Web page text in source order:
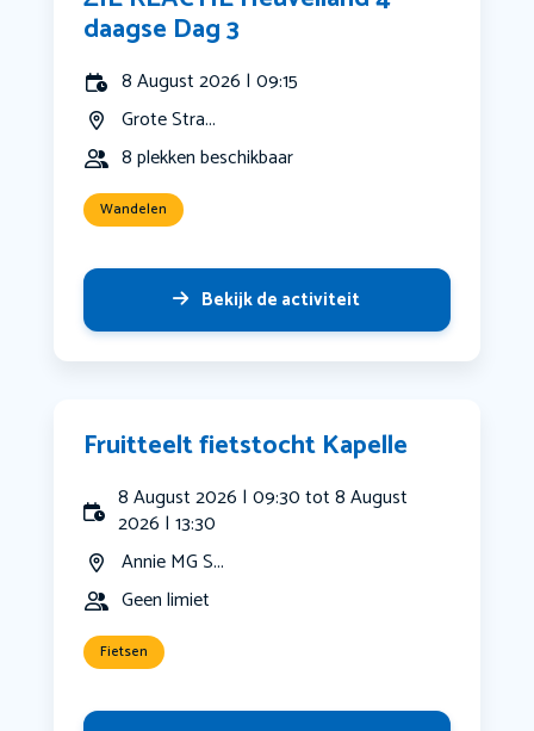
daagse Dag 3
8 August 2026 | 09:15
Grote Stra...
8 plekken beschikbaar
Wandelen
Bekijk de activiteit
Fruitteelt fietstocht Kapelle
8 August 2026 | 09:30 tot 8 August
2026 | 13:30
Annie MG S...
Geen limiet
Fietsen